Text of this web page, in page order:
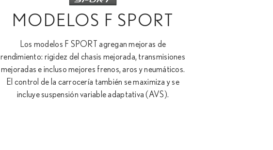
MODELOS F SPORT
Los modelos F SPORT agregan mejoras de
rendimiento: rigidez del chasis mejorada, transmisiones
mejoradas e incluso mejores frenos, aros y neumáticos.
El control de la carrocería también se maximiza y se
incluye suspensión variable adaptativa (AVS).